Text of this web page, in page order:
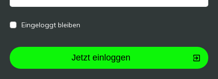
Eingeloggt bleiben
Jetzt einloggen